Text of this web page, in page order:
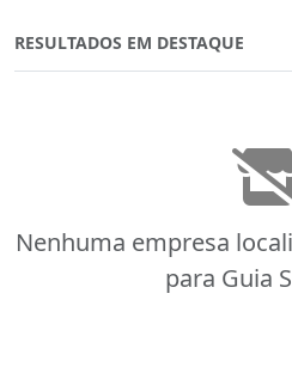
RESULTADOS EM DESTAQUE
Nenhuma empresa
para Guia